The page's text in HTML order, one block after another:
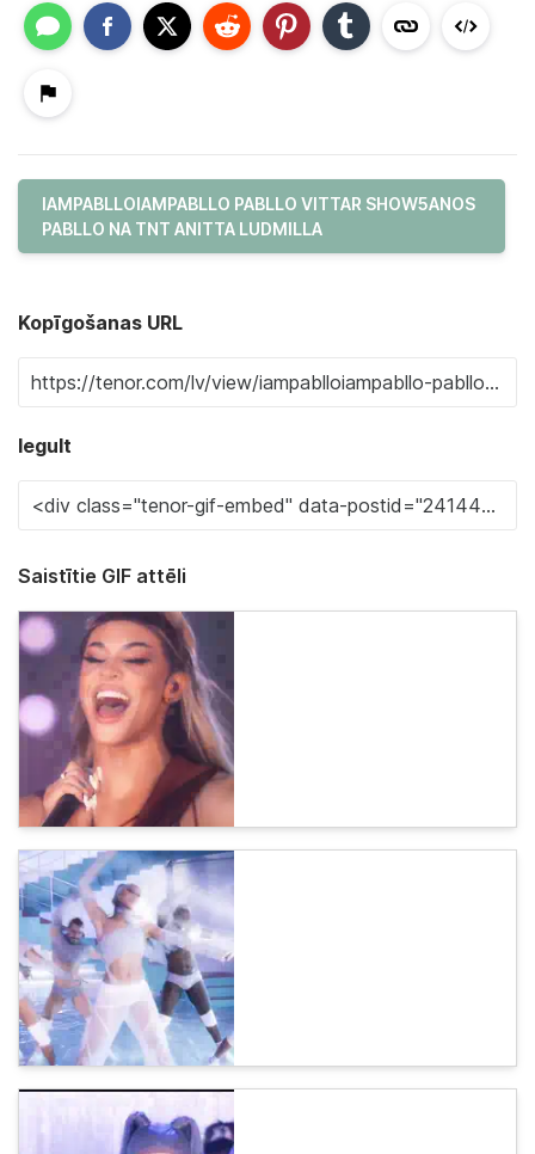
IAMPABLLOIAMPABLLO PABLLO VITTAR SHOW5ANOS
PABLLO NA TNT ANITTA LUDMILLA
Kopīgošanas URL
Iegult
Saistītie GIF attēli